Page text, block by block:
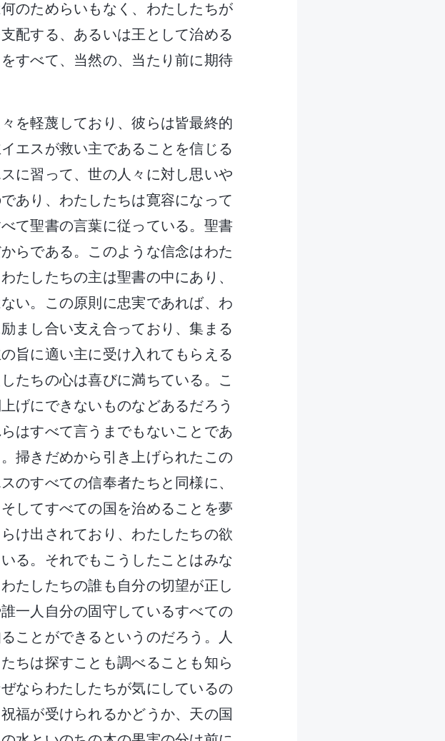
のためらいもなく、わたしたちが
配する、あるいは王として治める
すべて、当然の、当たり前に期待
を軽蔑しており、彼らは皆最終的
エスが救い主であることを信じる
に習って、世の人々に対し思いや
あり、わたしたちは寛容になって
て聖書の言葉に従っている。聖書
らである。このような信念はわた
たしたちの主は聖書の中にあり、
い。この原則に忠実であれば、わ
まし合い支え合っており、集まる
旨に適い主に受け入れてもらえる
たちの心は喜びに満ちている。こ
げにできないものなどあるだろう
はすべて言うまでもないことであ
掃きだめから引き上げられたこの
のすべての信奉者たちと同様に、
してすべての国を治めることを夢
け出されており、わたしたちの欲
る。それでもこうしたことはみな
たしたちの誰も自分の切望が正し
一人自分の固守しているすべての
ことができるというのだろう。人
ちは探すことも調べることも知ら
ならわたしたちが気にしているの
福が受けられるかどうか、天の国